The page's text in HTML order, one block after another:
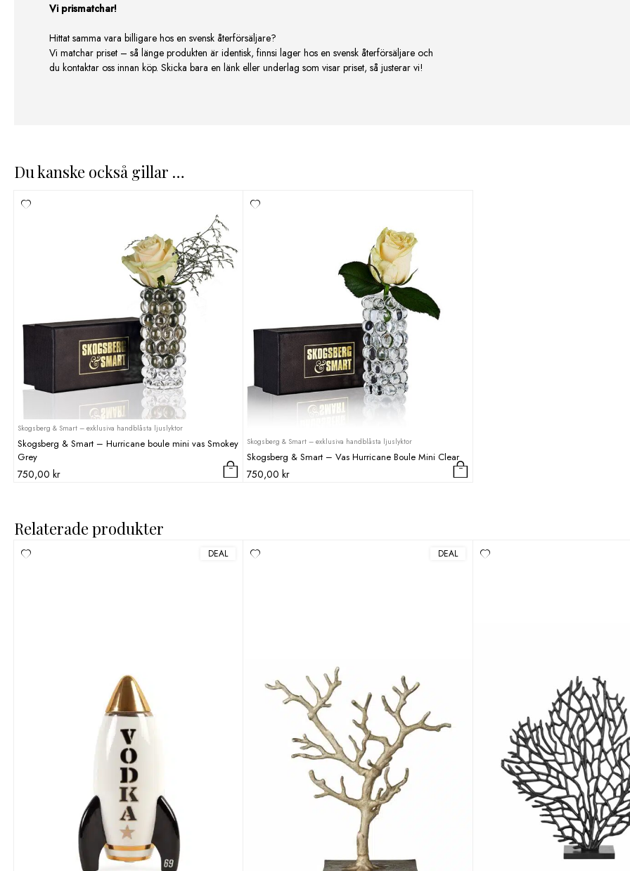
Vi prismatchar!
Hittat samma vara billigare hos en svensk återförsäljare?
Vi matchar priset – så länge produkten är identisk, finnsi lager hos en svensk återförsäljare och
du kontaktar oss innan köp. Skicka bara en länk eller underlag som visar priset, så justerar vi!
Du kanske också gillar …
Skogsberg & Smart – exklusiva handblåsta ljuslyktor
Skogsberg & Smart – Hurricane boule mini vas Smokey
Grey
750,00 kr
Skogsberg & Smart – exklusiva handblåsta ljuslyktor
Skogsberg & Smart – Vas Hurricane Boule Mini Clear
750,00kr
Relaterade produkter
DEAL DEAL